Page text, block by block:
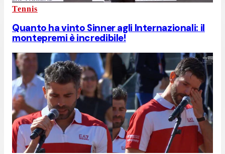
Tennis
Quanto ha vinto Sinner agli Internazionali: il
montepremi è incredibile!